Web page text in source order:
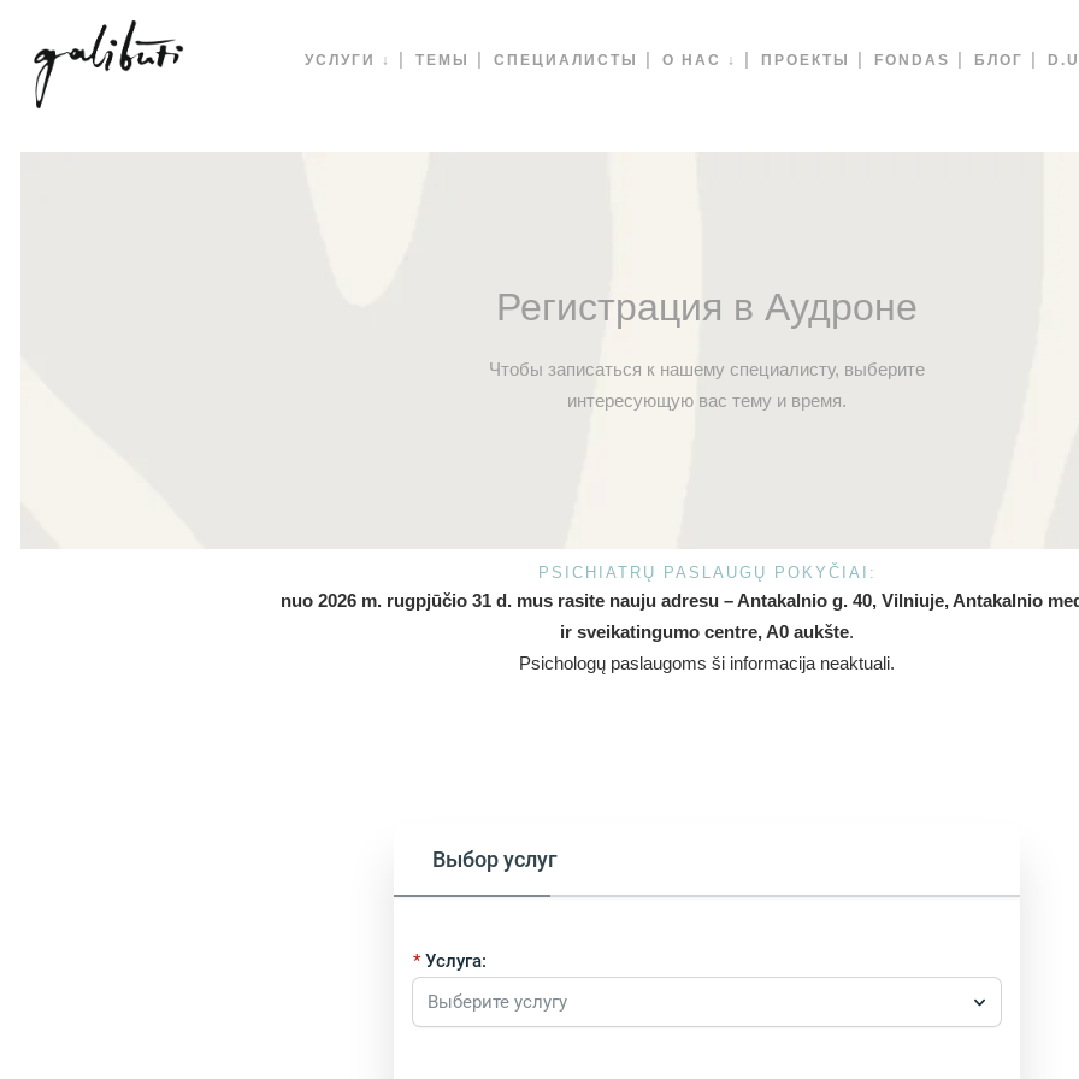
УСЛУГИ ↓ ТЕМЫ СПЕЦИАЛИСТЫ О НАС ↓ ПРОЕКТЫ FONDAS БЛОГ
Регистрация в Аудроне
Чтобы записаться к нашему специалисту, выберите
интересующую вас тему и время.
PSICHIATRŲ PASLAUGŲ POKYČIAI:
nuo 2026 m. rugpjūčio 31 d. mus rasite nauju adresu – Antakalnio g. 40, Vilniuje, Antakalnio
ir sveikatingumo centre, A0 aukšte.
Psichologų paslaugoms ši informacija neaktuali.
Выбор услуг
Услуга:
Выберите услугу